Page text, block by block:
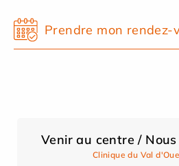
Prendre mon rendez-
Venir au centre /
Clinique du Val